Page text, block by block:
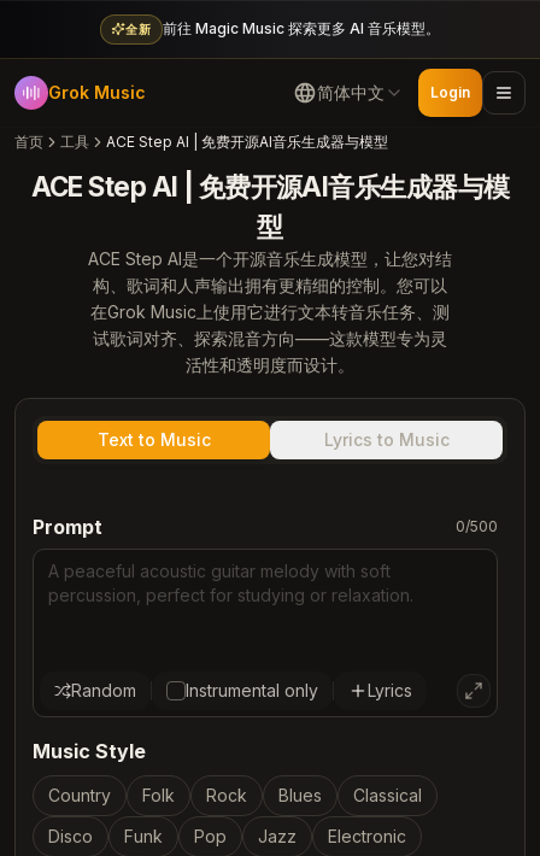
全新 前往 Magic Music 探索更多 AI 音乐模型。
Grok Music 简体中文 Login
首页 工具 ACE Step AI | 免费开源AI音乐生成器与模型
ACE Step AI | 免费开源AI音乐生成器与模
型
ACE Step AI是一个开源音乐生成模型，让您对结
构、歌词和人声输出拥有更精细的控制。您可以
在Grok Music上使用它进行文本转音乐任务、测
试歌词对齐、探索混音方向——这款模型专为灵
活性和透明度而设计。
Text to Music Lyrics to Music
Prompt 0/500
Random Instrumental only Lyrics
Music Style
Country Folk Rock Blues
Classical
Disco
Funk Pop Jazz
Electronic